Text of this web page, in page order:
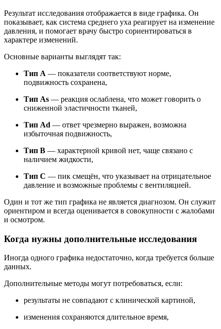
Результат исследования отображается в виде графика. Он
показывает, как система среднего уха реагирует на изменение
давления, и помогает врачу быстро сориентироваться в
характере изменений.
Основные варианты выглядят так:
Тип A — показатели соответствуют норме,
подвижность сохранена,
Тип As — реакция ослаблена, что может говорить о
сниженной эластичности тканей,
Тип Ad — ответ чрезмерно выражен, возможна
избыточная подвижность,
Тип B — характерной кривой нет, чаще связано с
наличием жидкости,
Тип C — пик смещён, что указывает на отрицательное
давление и возможные проблемы с вентиляцией.
Один и тот же тип графика не является диагнозом. Он служит
ориентиром и всегда оценивается в совокупности с жалобами
и осмотром.
Когда нужны дополнительные исследования
Иногда одного графика недостаточно, когда требуется больше
данных.
Дополнительные методы могут потребоваться, если:
результаты не совпадают с клинической картиной,
изменения сохраняются длительное время,